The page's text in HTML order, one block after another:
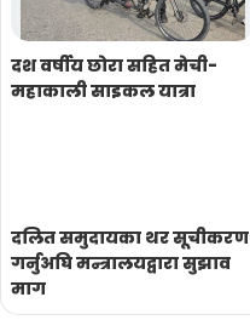
दश वर्षीय छोरा सहित मेची-
महाकाली साइकल यात्रा
दलित समुदायका थर सूचीकरण
गर्नुअघि मन्त्रालयद्वारा सुझाव
माग